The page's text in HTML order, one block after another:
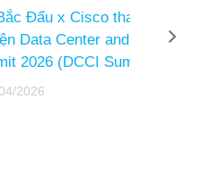
Cisco tham dự
and Cloud
Summit)